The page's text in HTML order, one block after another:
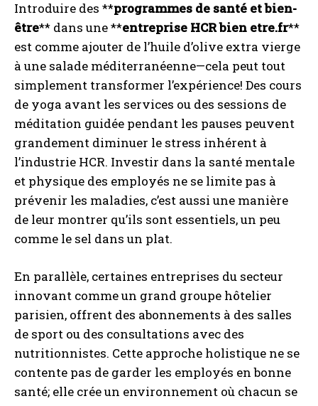
Introduire des **programmes de santé et bien-
être** dans une **entreprise HCR bien etre.fr**
est comme ajouter de l’huile d’olive extra vierge
à une salade méditerranéenne—cela peut tout
simplement transformer l’expérience! Des cours
de yoga avant les services ou des sessions de
méditation guidée pendant les pauses peuvent
grandement diminuer le stress inhérent à
l’industrie HCR. Investir dans la santé mentale
et physique des employés ne se limite pas à
prévenir les maladies, c’est aussi une manière
de leur montrer qu’ils sont essentiels, un peu
comme le sel dans un plat.
En parallèle, certaines entreprises du secteur
innovant comme un grand groupe hôtelier
parisien, offrent des abonnements à des salles
de sport ou des consultations avec des
nutritionnistes. Cette approche holistique ne se
contente pas de garder les employés en bonne
santé; elle crée un environnement où chacun se